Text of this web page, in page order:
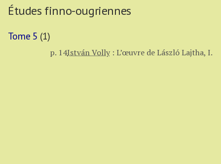
Études finno-ougriennes
Tome 5 (1)
p. 14István Volly : L’œuvre de László Lajtha, I.